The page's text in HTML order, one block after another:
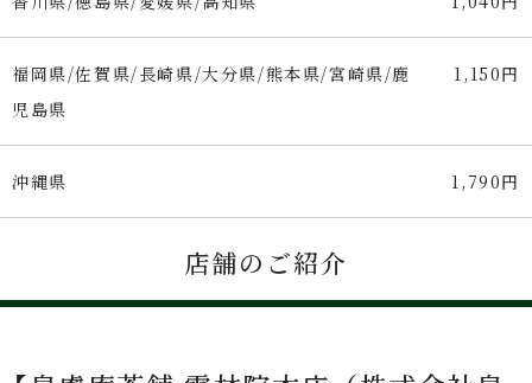
福岡県/佐賀県/長崎県/大分県/熊本県/宮崎県/鹿
児島県
1,150円
沖縄県 1,790円
店舗のご紹介